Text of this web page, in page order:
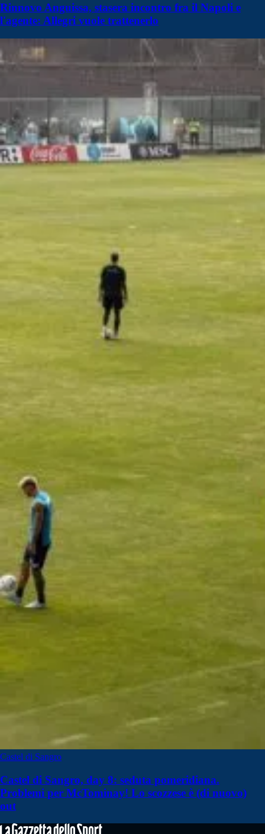
Rinnovo Anguissa, stasera incontro fra il Napoli e
l'agente: Allegri vuole trattenerlo
Castel di Sangro
Castel di Sangro, day 8: seduta pomeridiana.
Problemi per McTominay! Lo scozzese è (di nuovo)
out